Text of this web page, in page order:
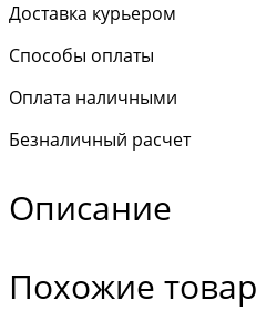
Доставка курьером
Способы оплаты
Оплата наличными
Безналичный расчет
Описание
Похожие